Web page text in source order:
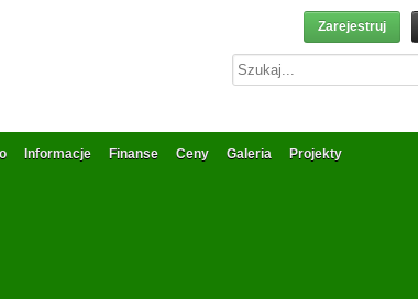
Zarejestruj
Informacje Finanse Ceny Galeria Projekty